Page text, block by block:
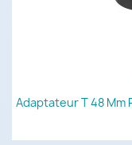
Adaptateur T 48 Mm